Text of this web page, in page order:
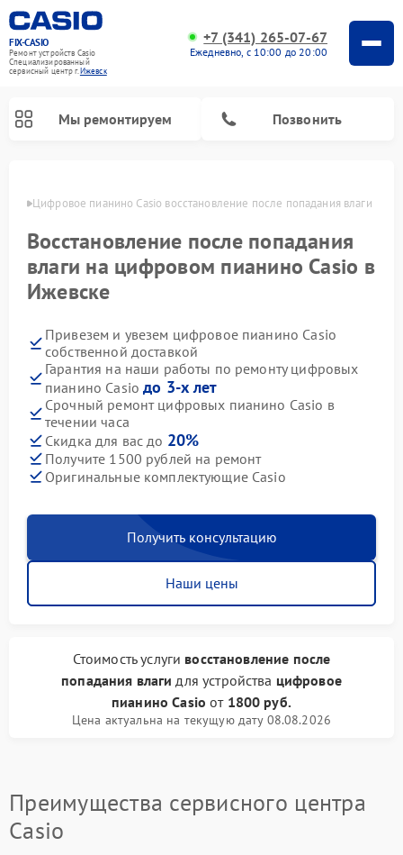
FIX-CASIO
Ремонт устройств Casio
Специализированный
cервисный центр г.Ижевск
+7 (341) 265-07-67
Ежедневно, с 10:00 до 20:00
Мы ремонтируем Позвонить
Цифровое пианино Casio восстановление после попадания влаги
Восстановление после попадания
влаги на цифровом пианино Casio в
Ижевске
Привезем и увезем цифровое пианино Casio
собственной доставкой
Гарантия на наши работы по ремонту цифровых
пианино Casioдо 3-х лет
Срочный ремонт цифровых пианино Casio в
течении часа
Скидка для вас до 20%
Получите 1500 рублей на ремонт
Оригинальные комплектующие Casio
Получить консультацию
Наши цены
Стоимость услуги восстановление после
попадания влаги для устройства цифровое
пианино Casio от 1800 руб.
Цена актуальна на текущую дату 08.08.2026
Преимущества сервисного центра
Casio